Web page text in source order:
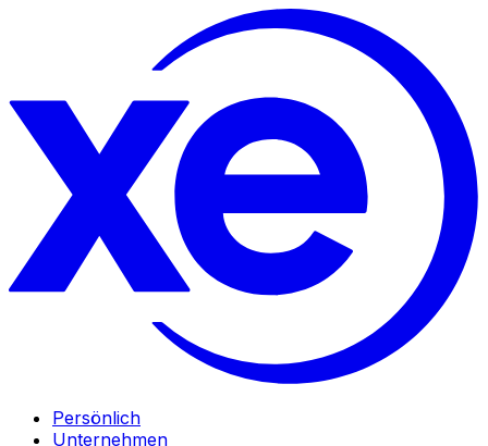
Persönlich
Unternehmen